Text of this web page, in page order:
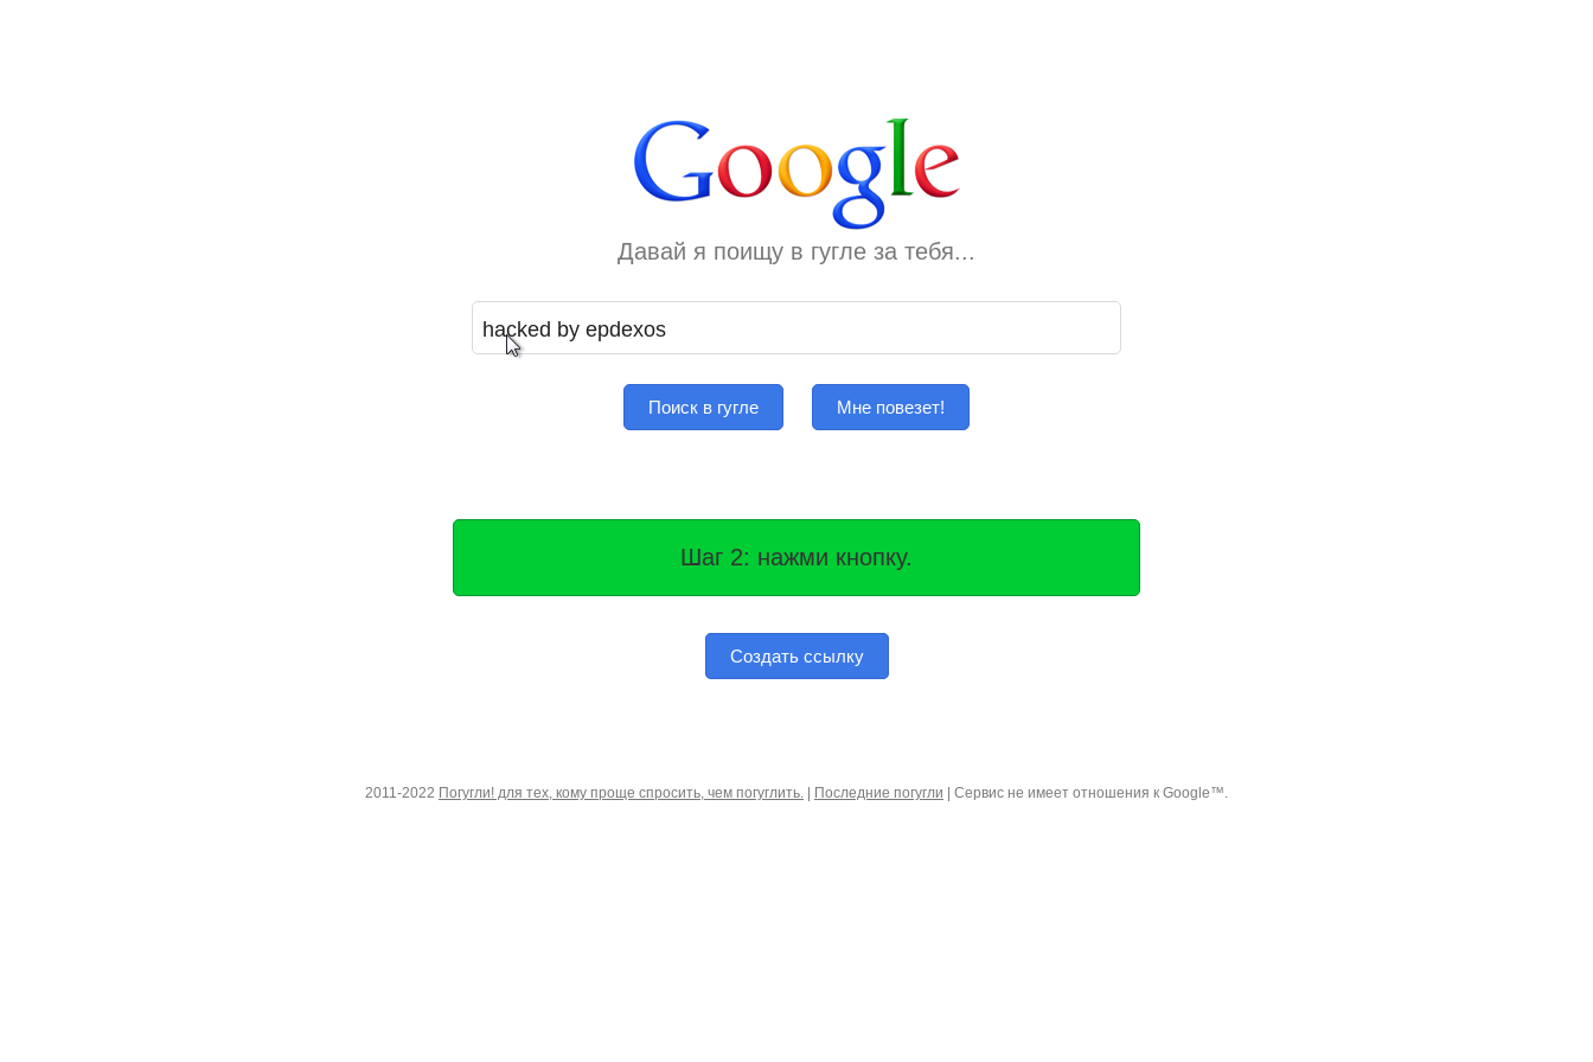
Давай я поищу в гугле за тебя...
Поиск в гугле Мне повезет!
Шаг 2: нажми кнопку.
Создать ссылку
2011-2022 Погугли! для тех, кому проще спросить, чем погуглить. Последние погугли | Сервис не имеет отношения к Google™.